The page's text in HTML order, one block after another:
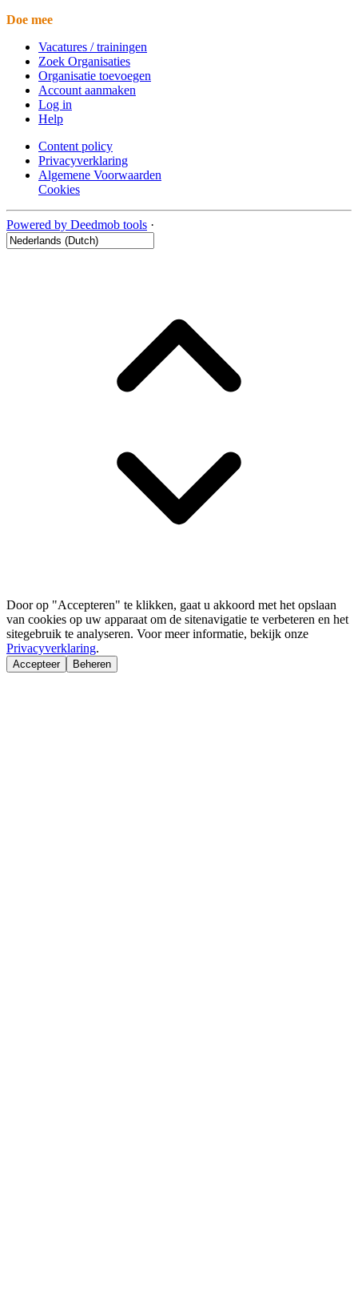
Doe mee
Vacatures / trainingen
Zoek Organisaties
Organisatie toevoegen
Account aanmaken
Log in
Help
Content policy
Privacyverklaring
Algemene Voorwaarden
Cookies
Powered by Deedmob tools ·
Door op "Accepteren" te klikken, gaat u akkoord met het opslaan
van cookies op uw apparaat om de sitenavigatie te verbeteren en het
sitegebruik te analyseren. Voor meer informatie, bekijk onze
Privacyverklaring.
Accepteer Beheren